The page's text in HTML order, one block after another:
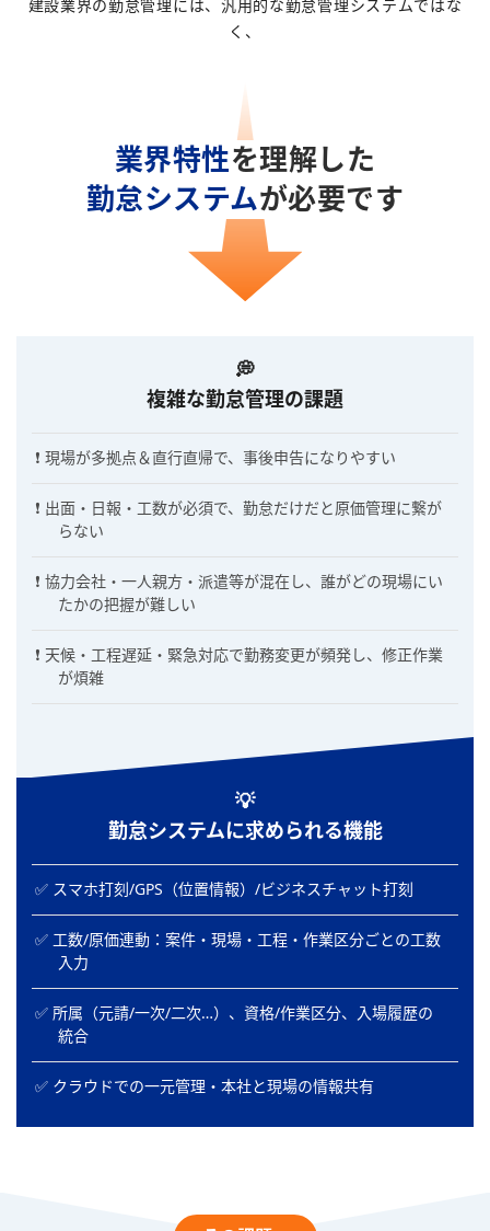
建設業界の勤怠管理には、汎用的な勤怠管理システムではな
く、
業界特性を理解した
勤怠システムが必要です
複雑な勤怠管理の課題
現場が多拠点＆直行直帰で、事後申告になりやすい
出面・日報・工数が必須で、勤怠だけだと原価管理に繋が
らない
協力会社・一人親方・派遣等が混在し、誰がどの現場にい
たかの把握が難しい
天候・工程遅延・緊急対応で勤務変更が頻発し、修正作業
が煩雑
勤怠システムに求められる機能
スマホ打刻/GPS（位置情報）/ビジネスチャット打刻
工数/原価連動：案件・現場・工程・作業区分ごとの工数
入力
所属（元請/一次/二次…）、資格/作業区分、入場履歴の
統合
クラウドでの一元管理・本社と現場の情報共有